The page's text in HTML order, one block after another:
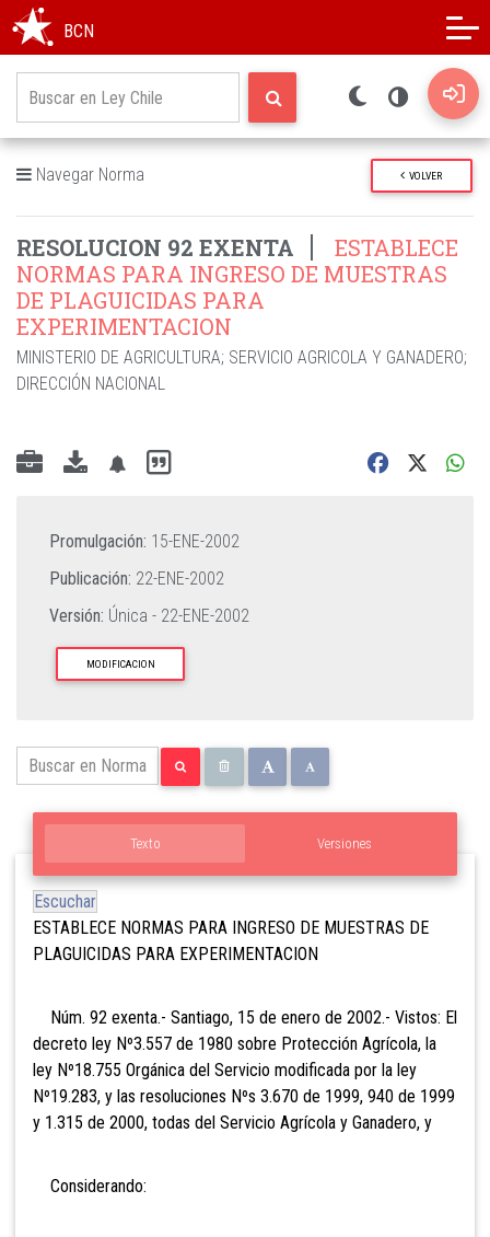
BCN
Navegar Norma VOLVER
RESOLUCION 92 EXENTA
ESTABLECE
NORMAS PARA INGRESO DE MUESTRAS
DE PLAGUICIDAS PARA
EXPERIMENTACION
MINISTERIO DE AGRICULTURA; SERVICIO AGRICOLA Y GANADERO;
DIRECCIÓN NACIONAL
Promulgación: 15-ENE-2002
Publicación: 22-ENE-2002
Versión: Única - 22-ENE-2002
MODIFICACION
Texto Versiones
Escuchar
ESTABLECE NORMAS PARA INGRESO DE MUESTRAS DE
PLAGUICIDAS PARA EXPERIMENTACION
Núm. 92 exenta.- Santiago, 15 de enero de 2002.- Vistos: El
decreto ley Nº3.557 de 1980 sobre Protección Agrícola, la
ley Nº18.755 Orgánica del Servicio modificada por la ley
Nº19.283, y las resoluciones Nºs 3.670 de 1999, 940 de 1999
y 1.315 de 2000, todas del Servicio Agrícola y Ganadero, y
Considerando: